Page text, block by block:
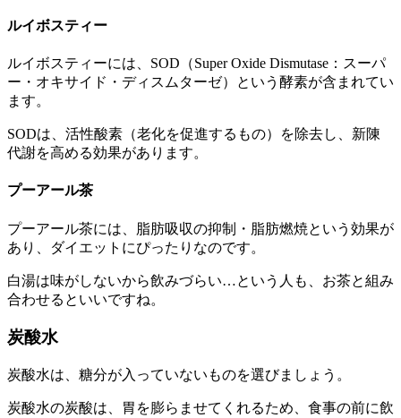
ルイボスティー
ルイボスティーには、SOD（Super Oxide Dismutase：スーパ
ー・オキサイド・ディスムターゼ）という酵素が含まれてい
ます。
SODは、活性酸素（老化を促進するもの）を除去し、新陳
代謝を高める効果があります。
プーアール茶
プーアール茶には、脂肪吸収の抑制・脂肪燃焼という効果が
あり、ダイエットにぴったりなのです。
白湯は味がしないから飲みづらい…という人も、お茶と組み
合わせるといいですね。
炭酸水
炭酸水は、糖分が入っていないものを選びましょう。
炭酸水の炭酸は、胃を膨らませてくれるため、食事の前に飲